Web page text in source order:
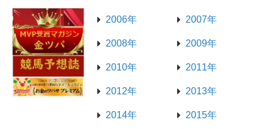
2006年 2007年
2008年 2009年
2010年 2011年
2012年 2013年
2014年 2015年